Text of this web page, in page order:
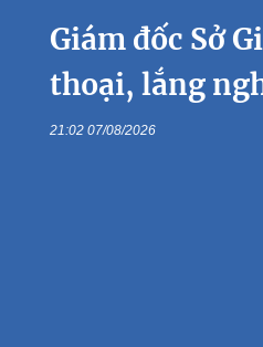
Giám đốc Sở
thoại, lắng
21:02 07/08/2026